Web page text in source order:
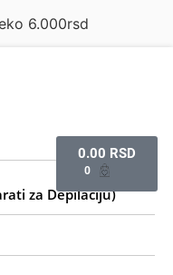
0.00 RSD
0
za Depilaciju)